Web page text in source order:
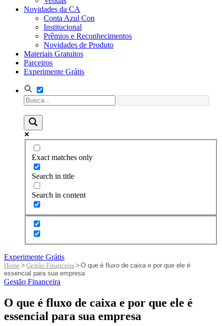
Novidades da CA
Conta Azul Con
Institucional
Prêmios e Reconhecimentos
Novidades de Produto
Materiais Gratuitos
Parceiros
Experimente Grátis
Exact matches only
Search in title
Search in content
Experimente Grátis
Home > Gestão Financeira > O que é fluxo de caixa e por que ele é
essencial para sua empresa
Gestão Financeira
O que é fluxo de caixa e por que ele é
essencial para sua empresa